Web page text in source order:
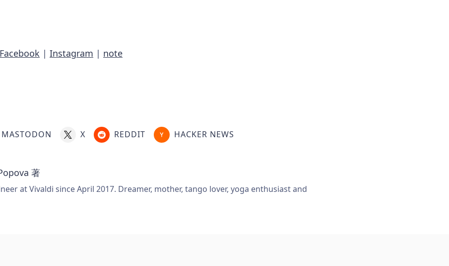
Facebook | Instagram | note
MASTODON X REDDIT HACKER NEWS
著
at Vivaldi since April 2017. Dreamer, mother, tango lover, yoga enthusiast and